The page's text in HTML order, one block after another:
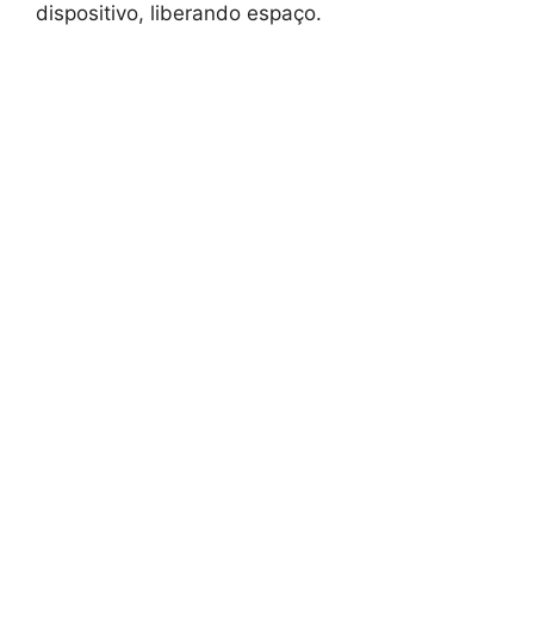
dispositivo, liberando espaço.